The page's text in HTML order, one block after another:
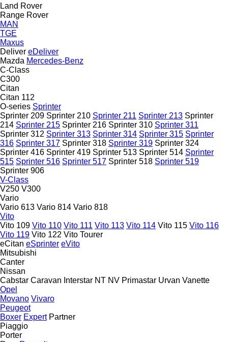
Land Rover
Range Rover
MAN
TGE
Maxus
Deliver eDeliver
Mazda Mercedes-Benz
C-Class
C300
Citan
Citan 112
O-series Sprinter
Sprinter 209 Sprinter 210 Sprinter 211 Sprinter 213 Sprinter
214 Sprinter 215 Sprinter 216 Sprinter 310 Sprinter 311
Sprinter 312 Sprinter 313 Sprinter 314 Sprinter 315 Sprinter
316 Sprinter 317 Sprinter 318 Sprinter 319 Sprinter 324
Sprinter 416 Sprinter 419 Sprinter 513 Sprinter 514 Sprinter
515 Sprinter 516 Sprinter 517 Sprinter 518 Sprinter 519
Sprinter 906
V-Class
V250 V300
Vario
Vario 613 Vario 814 Vario 818
Vito
Vito 109 Vito 110 Vito 111 Vito 113 Vito 114 Vito 115 Vito 116
Vito 119 Vito 122 Vito Tourer
eCitan eSprinter eVito
Mitsubishi
Canter
Nissan
Cabstar Caravan Interstar NT NV Primastar Urvan Vanette
Opel
Movano Vivaro
Peugeot
Boxer Expert Partner
Piaggio
Porter